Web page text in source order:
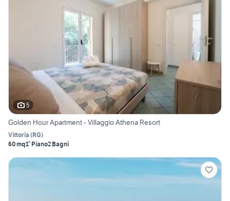
5
Golden Hour Apartment - Villaggio Athena Resort
Vittoria (RG)
60 mq1° Piano2 Bagni